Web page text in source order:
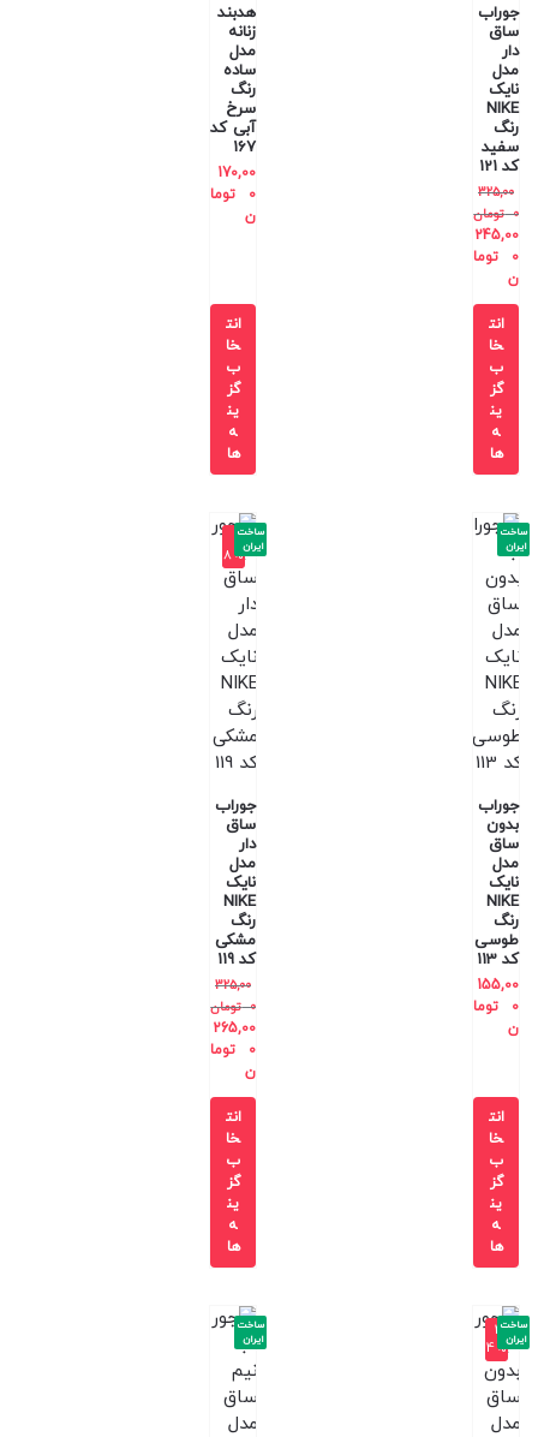
جوراب
ساق
دار
مدل
نایک
NIKE
رنگ
سفید
کد 121
325,00
0 تومان
245,00
0
توما
ن
انت
خا
ب
گز
ین
ه
ها
هدبند
زنانه
مدل
ساده
رنگ
سرخ
آبی کد
167
170,00
0
توما
ن
انت
خا
ب
گز
ین
ه
ها
جوراب
بدون
ساق
مدل
نایک
NIKE
رنگ
طوسی
کد 113
155,00
0
توما
ن
ساخت
ایران
انت
خا
ب
گز
ین
ه
ها
-1
8%
جوراب
ساق
دار
مدل
نایک
NIKE
رنگ
مشکی
کد 119
325,00
0 تومان
265,00
0
توما
ن
ساخت
ایران
انت
خا
ب
گز
ین
ه
ها
-2
4%
ساخت
ایران
ساخت
ایران